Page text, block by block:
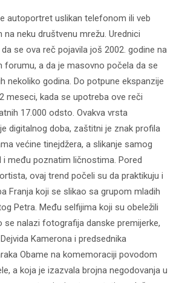
autoportret uslikan telefonom ili veb
neku društvenu mrežu. Urednici
se ova reč pojavila još 2002. godine na
forumu, a da je masovno počela da se
nekoliko godina. Do potpune ekspanzije
meseci, kada se upotreba ove reči
17.000 odsto. Ovakva vrsta
digitalnog doba, zaštitni je znak profila
većine tinejdžera, a slikanje samog
i među poznatim ličnostima. Pored
ovaj trend počeli su da praktikuju i
Franja koji se slikao sa grupom mladih
Petra. Među selfijima koji su obeležili
se nalazi fotografija danske premijerke,
Kamerona i predsednika
Obame na komemoraciji povodom
a koja je izazvala brojna negodovanja u